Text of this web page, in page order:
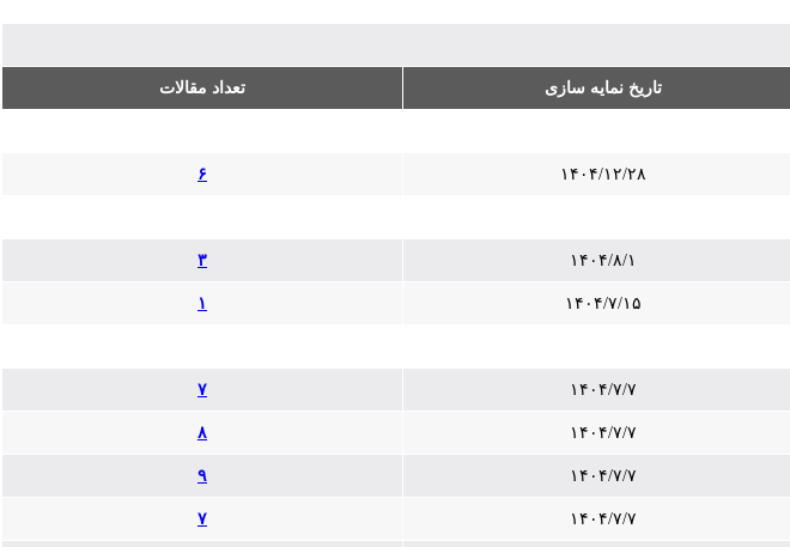
تاریخ نمایه سازی تعداد مقالات
۱۴۰۴/۱۲/۲۸ ۶
۱۴۰۴/۸/۱ ۳
۱۴۰۴/۷/۱۵ ۱
۱۴۰۴/۷/۷ ۷
۱۴۰۴/۷/۷ ۸
۱۴۰۴/۷/۷ ۹
۱۴۰۴/۷/۷ ۷